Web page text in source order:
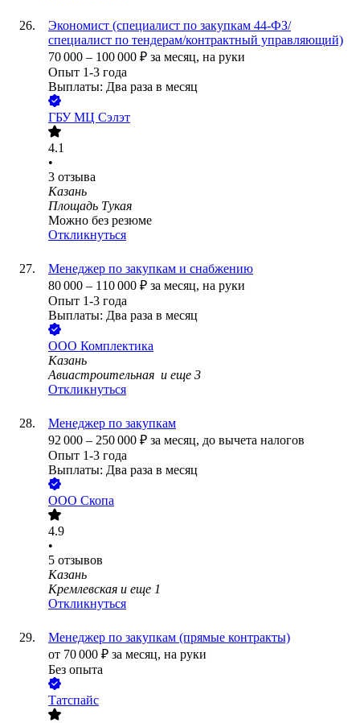
Экономист (специалист по закупкам 44-ФЗ/
специалист по тендерам/контрактный управляющий)
70 000 – 100 000 ₽ за месяц, на руки
Опыт 1-3 года
Выплаты: Два раза в месяц
ГБУ МЦ Сэлэт
4.1
•
3 отзыва
Казань
Площадь Тукая
Можно без резюме
Откликнуться
Менеджер по закупкам и снабжению
80 000 – 110 000 ₽ за месяц, на руки
Опыт 1-3 года
Выплаты: Два раза в месяц
ООО Комплектика
Казань
Авиастроительная и еще 3
Откликнуться
Менеджер по закупкам
92 000 – 250 000 ₽ за месяц, до вычета налогов
Опыт 1-3 года
Выплаты: Два раза в месяц
ООО Скопа
4.9
•
5 отзывов
Казань
Кремлевская и еще 1
Откликнуться
Менеджер по закупкам (прямые контракты)
от 70 000 ₽ за месяц, на руки
Без опыта
Татспайс